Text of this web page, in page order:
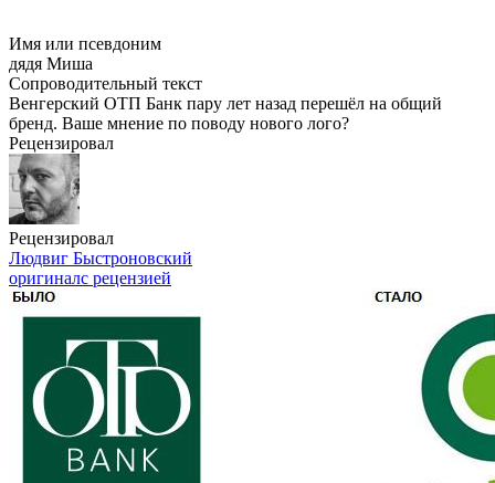
Имя или псевдоним
дядя Миша
Сопроводительный текст
Венгерский ОТП Банк пару лет назад перешёл на общий
бренд. Ваше мнение по поводу нового лого?
Рецензировал
Рецензировал
Людвиг Быстроновский
оригиналс рецензией